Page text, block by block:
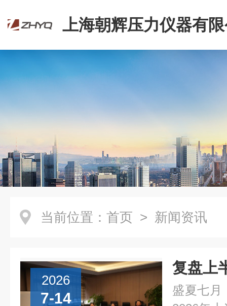
上海朝辉压力仪器有
当前位置： 首页 > 新闻资讯
2026
7-14
盛夏七月